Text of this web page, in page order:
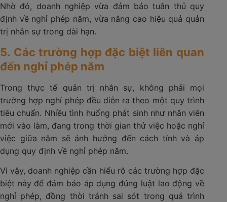
Nhờ đó, doanh nghiệp vừa đảm bảo tuân thủ quy
định về nghỉ phép năm, vừa nâng cao hiệu quả quản
trị nhân sự trong dài hạn.
5. Các trường hợp đặc biệt liên quan
đến nghỉ phép năm
Trong thực tế quản trị nhân sự, không phải mọi
trường hợp nghỉ phép đều diễn ra theo một quy trình
tiêu chuẩn. Nhiều tình huống phát sinh như nhân viên
mới vào làm, đang trong thời gian thử việc hoặc nghỉ
việc giữa năm sẽ ảnh hưởng đến cách tính và áp
dụng quy định về nghỉ phép năm.
Vì vậy, doanh nghiệp cần hiểu rõ các trường hợp đặc
biệt này để đảm bảo áp dụng đúng luật lao động về
nghỉ phép, đồng thời tránh sai sót trong quá trình